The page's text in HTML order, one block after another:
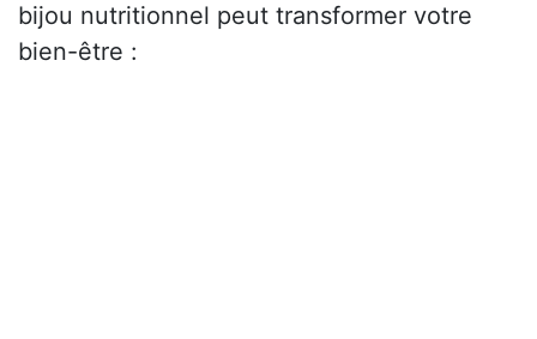
bijou nutritionnel peut transformer votre
bien-être :